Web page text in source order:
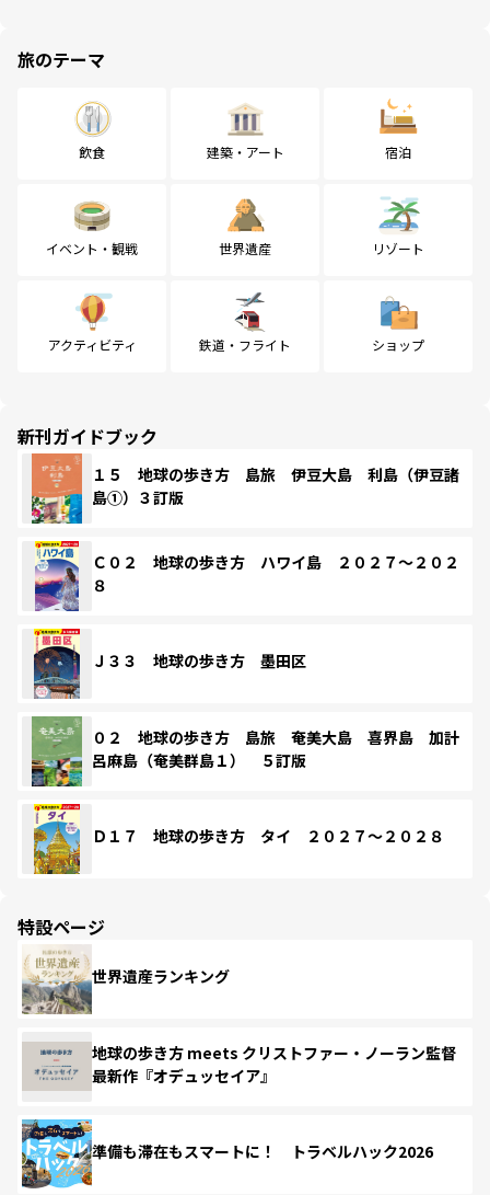
旅のテーマ
飲食 建築・アート 宿泊
イベント・観戦 世界遺産 リゾート
アクティビティ 鉄道・フライト ショップ
新刊ガイドブック
１５ 地球の歩き方 島旅 伊豆大島 利島（伊豆諸
島①）３訂版
Ｃ０２ 地球の歩き方 ハワイ島 ２０２７～２０２
８
Ｊ３３ 地球の歩き方 墨田区
０２ 地球の歩き方 島旅 奄美大島 喜界島 加計
呂麻島（奄美群島１） ５訂版
Ｄ１７ 地球の歩き方 タイ ２０２７～２０２８
特設ページ
世界遺産ランキング
地球の歩き方 meets クリストファー・ノーラン監督
最新作『オデュッセイア』
準備も滞在もスマートに！ トラベルハック2026